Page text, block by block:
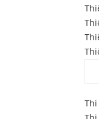
Thi